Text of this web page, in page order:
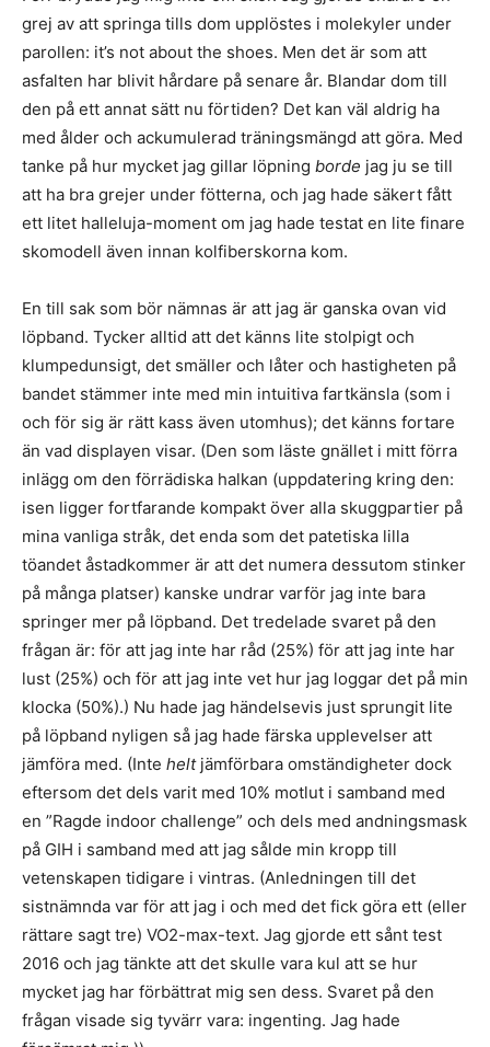
grej av att springa tills dom upplöstes i molekyler under
parollen: it’s not about the shoes. Men det är som att
asfalten har blivit hårdare på senare år. Blandar dom till
den på ett annat sätt nu förtiden? Det kan väl aldrig ha
med ålder och ackumulerad träningsmängd att göra. Med
tanke på hur mycket jag gillar löpning borde jag ju se till
att ha bra grejer under fötterna, och jag hade säkert fått
ett litet halleluja-moment om jag hade testat en lite finare
skomodell även innan kolfiberskorna kom.
En till sak som bör nämnas är att jag är ganska ovan vid
löpband. Tycker alltid att det känns lite stolpigt och
klumpedunsigt, det smäller och låter och hastigheten på
bandet stämmer inte med min intuitiva fartkänsla (som i
och för sig är rätt kass även utomhus); det känns fortare
än vad displayen visar. (Den som läste gnället i mitt förra
inlägg om den förrädiska halkan (uppdatering kring den:
isen ligger fortfarande kompakt över alla skuggpartier på
mina vanliga stråk, det enda som det patetiska lilla
töandet åstadkommer är att det numera dessutom stinker
på många platser) kanske undrar varför jag inte bara
springer mer på löpband. Det tredelade svaret på den
frågan är: för att jag inte har råd (25%) för att jag inte har
lust (25%) och för att jag inte vet hur jag loggar det på min
klocka (50%).) Nu hade jag händelsevis just sprungit lite
på löpband nyligen så jag hade färska upplevelser att
jämföra med. (Inte heltjämförbara omständigheter dock
eftersom det dels varit med 10% motlut i samband med
en ”Ragde indoor challenge” och dels med andningsmask
på GIH i samband med att jag sålde min kropp till
vetenskapen tidigare i vintras. (Anledningen till det
sistnämnda var för att jag i och med det fick göra ett (eller
rättare sagt tre) VO2-max-text. Jag gjorde ett sånt test
2016 och jag tänkte att det skulle vara kul att se hur
mycket jag har förbättrat mig sen dess. Svaret på den
frågan visade sig tyvärr vara: ingenting. Jag hade